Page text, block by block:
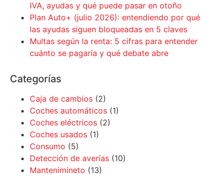
IVA, ayudas y qué puede pasar en otoño
Plan Auto+ (julio 2026): entendiendo por qué
las ayudas siguen bloqueadas en 5 claves
Multas según la renta: 5 cifras para entender
cuánto se pagaría y qué debate abre
Categorías
Caja de cambios (2)
Coches automáticos (1)
Coches eléctricos (2)
Coches usados (1)
Consumo (5)
Detección de averías (10)
Mantenimineto (13)